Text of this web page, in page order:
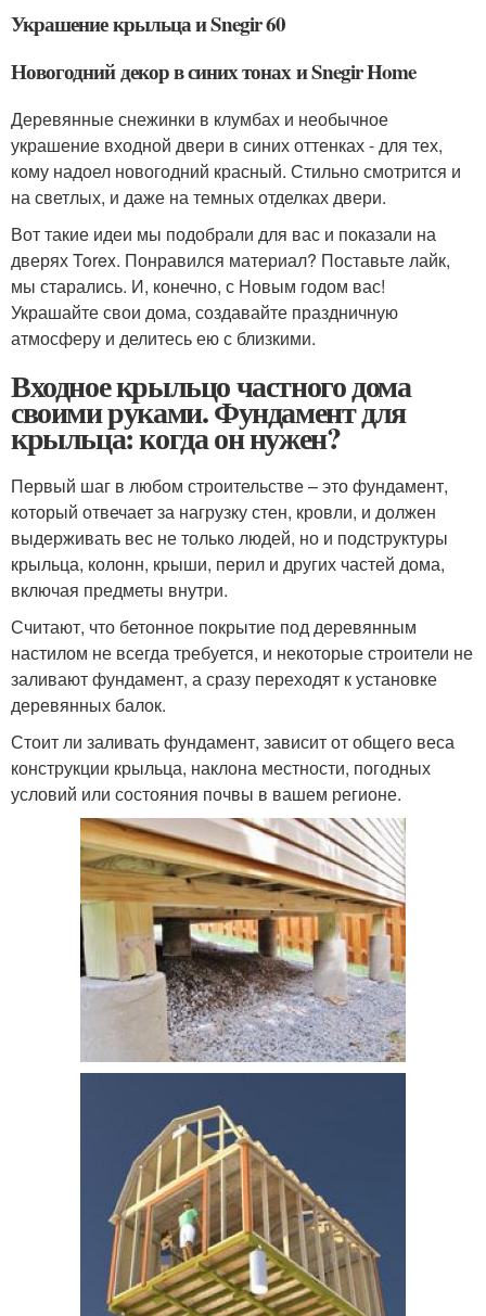
Украшение крыльца и Snegir 60
Новогодний декор в синих тонах и Snegir Home
Деревянные снежинки в клумбах и необычное
украшение входной двери в синих оттенках - для тех,
кому надоел новогодний красный. Стильно смотрится и
на светлых, и даже на темных отделках двери.
Вот такие идеи мы подобрали для вас и показали на
дверях Torex. Понравился материал? Поставьте лайк,
мы старались. И, конечно, с Новым годом вас!
Украшайте свои дома, создавайте праздничную
атмосферу и делитесь ею с близкими.
Входное крыльцо частного дома
своими руками. Фундамент для
крыльца: когда он нужен?
Первый шаг в любом строительстве – это фундамент,
который отвечает за нагрузку стен, кровли, и должен
выдерживать вес не только людей, но и подструктуры
крыльца, колонн, крыши, перил и других частей дома,
включая предметы внутри.
Считают, что бетонное покрытие под деревянным
настилом не всегда требуется, и некоторые строители не
заливают фундамент, а сразу переходят к установке
деревянных балок.
Стоит ли заливать фундамент, зависит от общего веса
конструкции крыльца, наклона местности, погодных
условий или состояния почвы в вашем регионе.